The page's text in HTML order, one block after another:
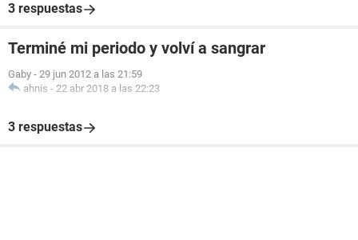
3 respuestas
Terminé mi periodo y volví a sangrar
Gaby - 29 jun 2012 a las 21:59
ahnis - 22 abr 2018 a las 22:23
3 respuestas